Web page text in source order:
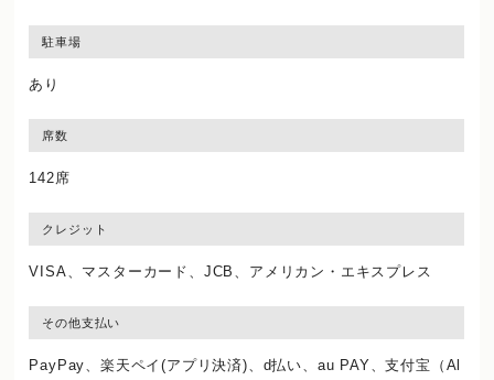
駐車場
あり
席数
142席
クレジット
VISA、マスターカード、JCB、アメリカン・エキスプレス
その他支払い
PayPay、楽天ペイ(アプリ決済)、d払い、au PAY、支付宝（Al